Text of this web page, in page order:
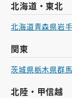
公式オンラインショ
北海道・東北
北海道青森県岩
関東
茨城県栃木県群
北陸・甲信越